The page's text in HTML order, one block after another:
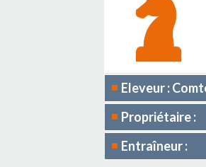
Eleveur :
Propriétaire :
Entraîneur :